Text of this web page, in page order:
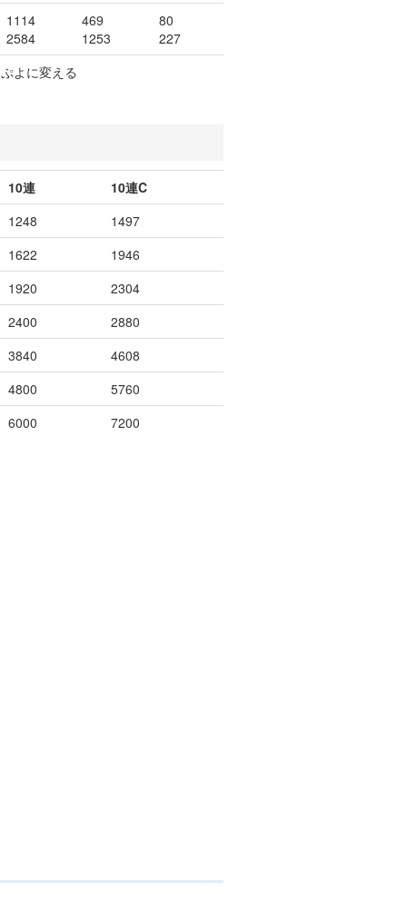
1114
2584
469
1253
80
227
よに変える
10連
10連C
1248
1497
1622
1946
1920
2304
2400
2880
3840
4608
4800
5760
6000
7200